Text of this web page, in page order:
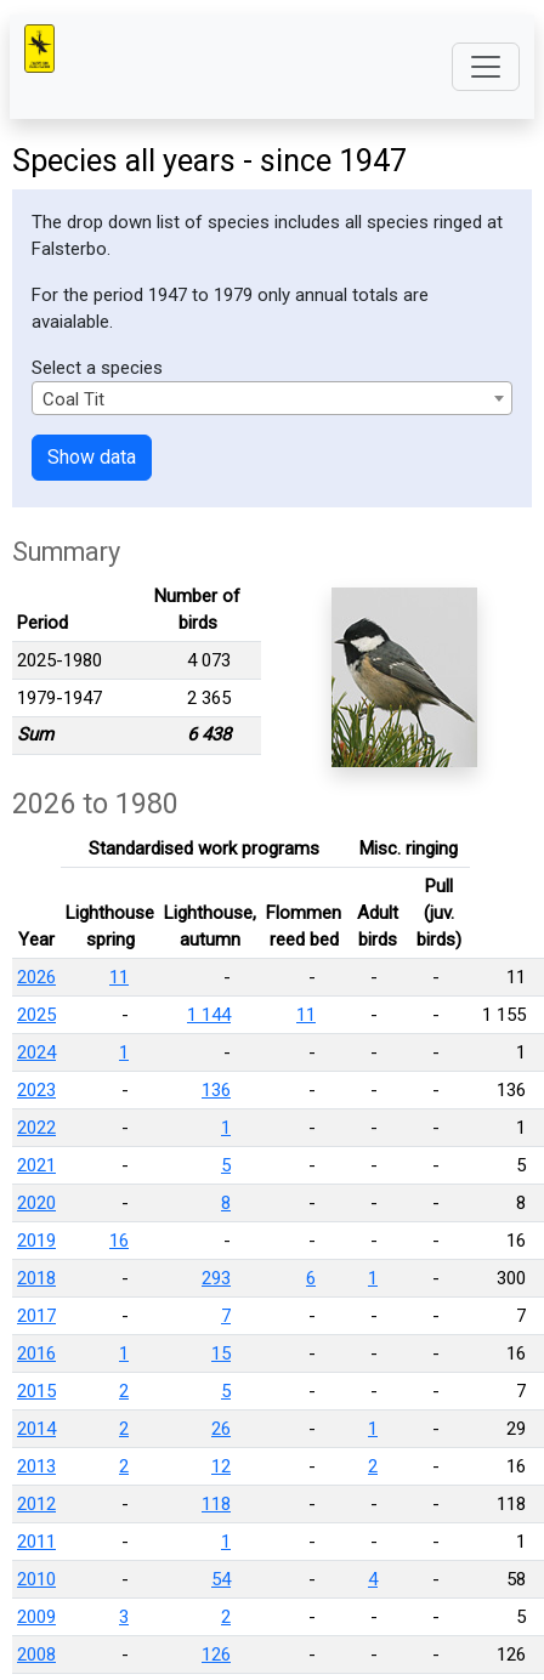
Species all years - since 1947
The drop down list of species includes all species ringed at
Falsterbo.
For the period 1947 to 1979 only annual totals are
avaialable.
Select a species
Coal Tit
Show data
Summary
Period
Number of
birds
2025-1980
4 073
1979-1947
2 365
Sum
6 438
2026 to 1980
Year
Standardised work programs Misc. ringing
Lighthouse
spring
Lighthouse,
autumn
Flommen
reed bed
Adult
birds
Pull
(juv.
birds)
2026
11 - - - -
11
2025
- 1 144 11 - -
1 155
2024
1 - - - -
1
2023
- 136 - - -
136
2022
- 1 - - -
1
2021
- 5 - - -
5
2020
- 8 - - -
8
2019
16 - - - -
16
2018
- 293 6 1 -
300
2017
- 7 - - -
7
2016
1 15 - - -
16
2015
2 5 - - -
7
2014
2 26 - 1 -
29
2013
2 12 - 2 -
16
2012
- 118 - - -
118
2011
- 1 - - -
1
2010
- 54 - 4 -
58
2009
3 2 - - -
5
2008
- 126 - - -
126